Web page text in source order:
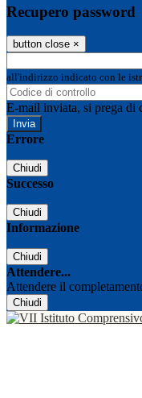
Recupero password
button close ×
all'indirizzo indicato con le
E-mail inviata, si prega di
Errore
Chiudi
Successo
Chiudi
Informazione
Chiudi
Attendere...
Attendere il
Chiudi